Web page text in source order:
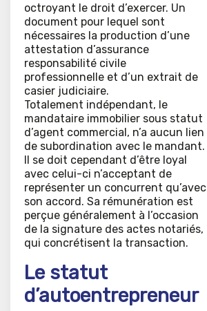
octroyant le droit d’exercer. Un
document pour lequel sont
nécessaires la production d’une
attestation d’assurance
responsabilité civile
professionnelle et d’un extrait de
casier judiciaire.
Totalement indépendant, le
mandataire immobilier sous statut
d’agent commercial, n’a aucun lien
de subordination avec le mandant.
Il se doit cependant d’être loyal
avec celui-ci n’acceptant de
représenter un concurrent qu’avec
son accord. Sa rémunération est
perçue généralement à l’occasion
de la signature des actes notariés,
qui concrétisent la transaction.
Le statut
d’autoentrepreneur